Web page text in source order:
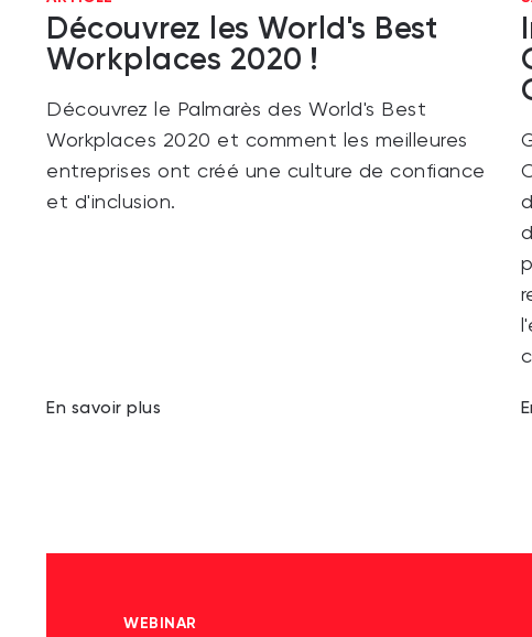
Découvrez les World's Best
Workplaces 2020 !
Découvrez le Palmarès des World's Best
Workplaces 2020 et comment les meilleures
entreprises ont créé une culture de confiance
et d'inclusion.
En savoir plus
WEBINAR